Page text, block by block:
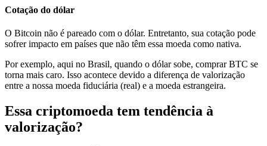
Cotação do dólar
O Bitcoin não é pareado com o dólar. Entretanto, sua cotação pode
sofrer impacto em países que não têm essa moeda como nativa.
Por exemplo, aqui no Brasil, quando o dólar sobe, comprar BTC se
torna mais caro. Isso acontece devido a diferença de valorização
entre a nossa moeda fiduciária (real) e a moeda estrangeira.
Essa criptomoeda tem tendência à
valorização?